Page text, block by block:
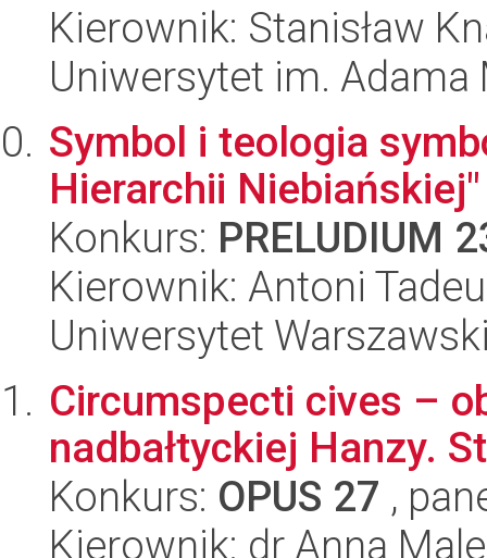
Kierownik: Stanisław
Uniwersytet im.
Symbol i teologia
Hierarchii
Konkurs: PRELUDIUM
Kierownik: Antoni
Uniwersytet
Circumspecti cives –
nadbałtyckiej Hanzy.
Konkurs: OPUS 27 ,
Kierownik: dr Anna